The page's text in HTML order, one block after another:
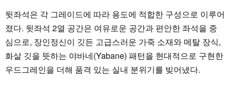
뒷좌석은 각 그레이드에 따라 용도에 적합한 구성으로 이루어
졌다. 뒷좌석 2열 공간은 여유로운 공간과 편안한 좌석을 중
심으로, 장인정신이 깃든 고급스러운 가죽 소재와 메탈 장식,
화살 깃을 뜻하는 야바네(Yabane) 패턴을 현대적으로 구현한
우드그레인을 더해 품격 있는 실내 분위기를 빚어냈다.